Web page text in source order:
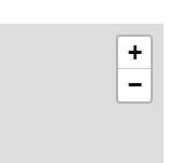
+
−